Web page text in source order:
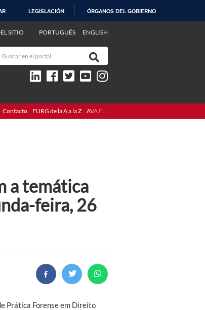
LEGISLACIÓN ÓRGANOS DEL GOBIERNO
PORTUGUÊS ENGLISH
SITIO
Contacto FURG de la A a la Z AVA FURG
a temática
feira, 26
Prática Forense em Direito